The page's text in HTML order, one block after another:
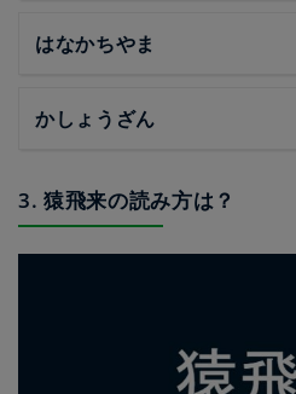
はなかちやま
かしょうざん
3. 猿飛来の読み方は？